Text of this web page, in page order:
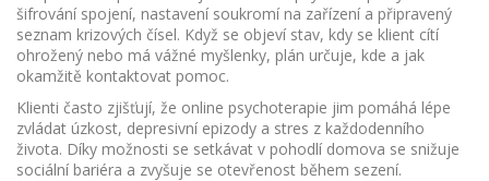
šifrování spojení, nastavení soukromí na zařízení a připravený
seznam krizových čísel. Když se objeví stav, kdy se klient cítí
ohrožený nebo má vážné myšlenky, plán určuje, kde a jak
okamžitě kontaktovat pomoc.
Klienti často zjišťují, že online psychoterapie jim pomáhá lépe
zvládat úzkost, depresivní epizody a stres z každodenního
života. Díky možnosti se setkávat v pohodlí domova se snižuje
sociální bariéra a zvyšuje se otevřenost během sezení.